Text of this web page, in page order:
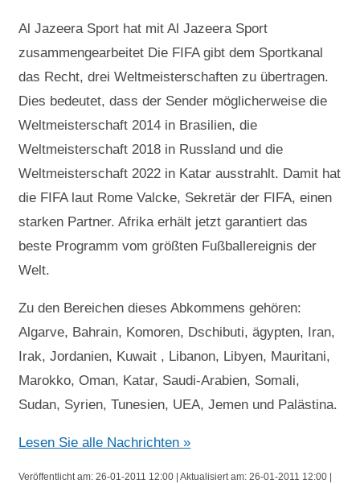
Al Jazeera Sport hat mit Al Jazeera Sport
zusammengearbeitet Die FIFA gibt dem Sportkanal
das Recht, drei Weltmeisterschaften zu übertragen.
Dies bedeutet, dass der Sender möglicherweise die
Weltmeisterschaft 2014 in Brasilien, die
Weltmeisterschaft 2018 in Russland und die
Weltmeisterschaft 2022 in Katar ausstrahlt. Damit hat
die FIFA laut Rome Valcke, Sekretär der FIFA, einen
starken Partner. Afrika erhält jetzt garantiert das
beste Programm vom größten Fußballereignis der
Welt.
Zu den Bereichen dieses Abkommens gehören:
Algarve, Bahrain, Komoren, Dschibuti, ägypten, Iran,
Irak, Jordanien, Kuwait , Libanon, Libyen, Mauritani,
Marokko, Oman, Katar, Saudi-Arabien, Somali,
Sudan, Syrien, Tunesien, UEA, Jemen und Palästina.
Lesen Sie alle Nachrichten »
Veröffentlicht am: 26-01-2011 12:00 | Aktualisiert am: 26-01-2011 12:00 |